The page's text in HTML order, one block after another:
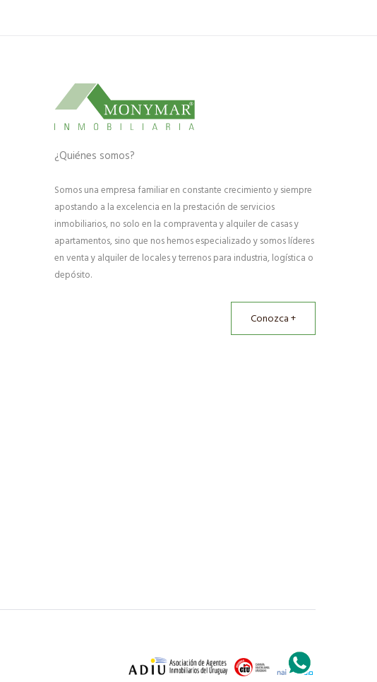
¿Quiénes somos?
Somos una empresa familiar en constante crecimiento y siempre
apostando a la excelencia en la prestación de servicios
inmobiliarios, no solo en la compraventa y alquiler de casas y
apartamentos, sino que nos hemos especializado y somos líderes
en venta y alquiler de locales y terrenos para industria, logística o
depósito.
Conozca +